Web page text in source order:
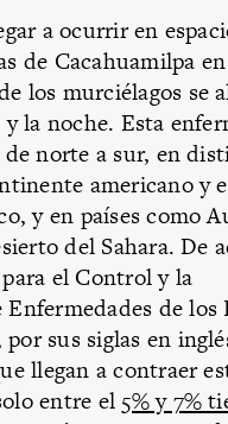
a ocurrir en
de Cacahuamilpa en
los murciélagos se
la noche. Esta
de norte a sur, en
americano y
y en países como
del Sahara. De
el Control y la
de los
sus siglas en
llegan a contraer
entre el 5% y 7%